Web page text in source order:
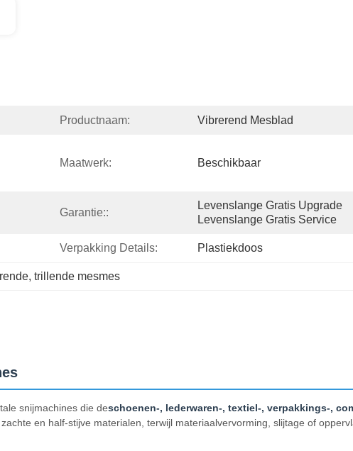
Productnaam: Vibrerend Mesblad
Maatwerk: Beschikbaar
Garantie::
Levenslange Gratis Upgrade
Levenslange Gratis Service
Verpakking Details: Plastiekdoos
, trillende mesmes
snijmachines die deschoenen-, lederwaren-, textiel-, verpakkings-,
en half-stijve materialen, terwijl materiaalvervorming, slijtage of